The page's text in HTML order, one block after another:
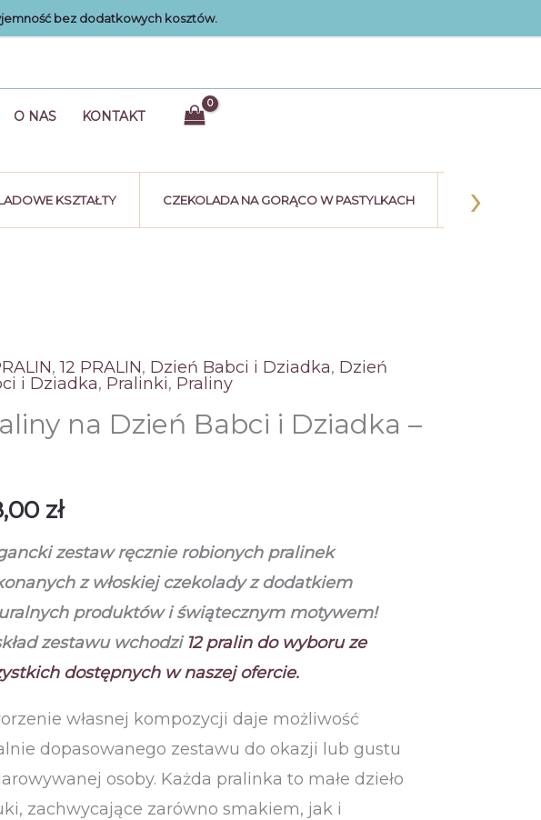
bez dodatkowych kosztów.
O NAS KONTAKT
KSZTAŁTY CZEKOLADA NA GORĄCO W PASTYLKACH KULE
›
,12 PRALIN, Dzień Babci i Dziadka, Dzień
i Dziadka, Pralinki, Praliny
na Dzień Babci i Dziadka –
zł
zestaw ręcznie robionych pralinek
z włoskiej czekoladyz dodatkiem
produktów i świątecznym motywem!
zestawu wchodzi12pralin do wyboru ze
dostępnych w naszej ofercie.
własnej kompozycji daje możliwość
dopasowanego zestawu do okazji lub gustu
osoby. Każda pralinka to małe dzieło
zachwycające zarówno smakiem, jak i